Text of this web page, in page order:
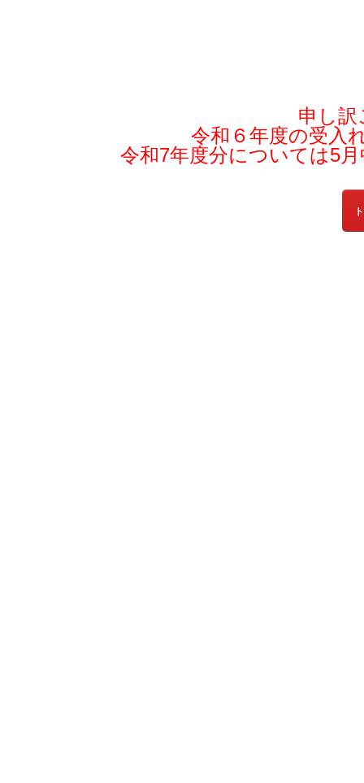
申し訳
令和６年度の受入
令和7年度分については5